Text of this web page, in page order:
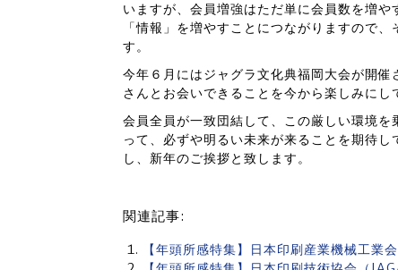
いますが、会員増強はただ単に会員数を増
「情報」を増やすことにつながりますので
す。
今年６月にはジャグラ文化典福岡大会が開
さんとお会いできることを今から楽しみにし
会員全員が一致団結して、この厳しい環境
って、必ずや明るい未来が来ることを期待
し、新年のご挨拶と致します。
関連記事:
【年頭所感特集】日本印刷産業機械工